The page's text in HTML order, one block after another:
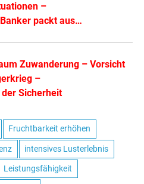
–
packt aus…
Zuwanderung– Vorsicht
–
der Sicherheit
Fruchtbarkeit erhöhen
intensives Lusterlebnis
Leistungsfähigkeit